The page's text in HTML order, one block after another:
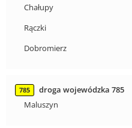
Chałupy
Rączki
Dobromierz
785
droga wojewódzka 785
Maluszyn